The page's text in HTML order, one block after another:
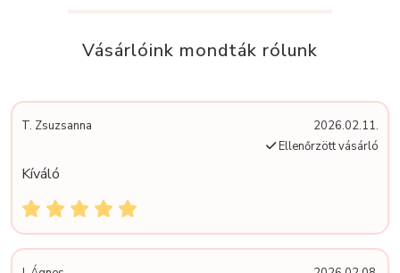
Vásárlóink mondták rólunk
2026.02.11.
T. Zsuzsanna
Ellenőrzött vásárló
Kíváló